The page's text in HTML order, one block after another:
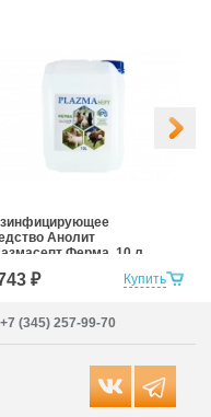
Купить
Анолит
Ферма, 10 л
₽
+7 (345) 257-99-70